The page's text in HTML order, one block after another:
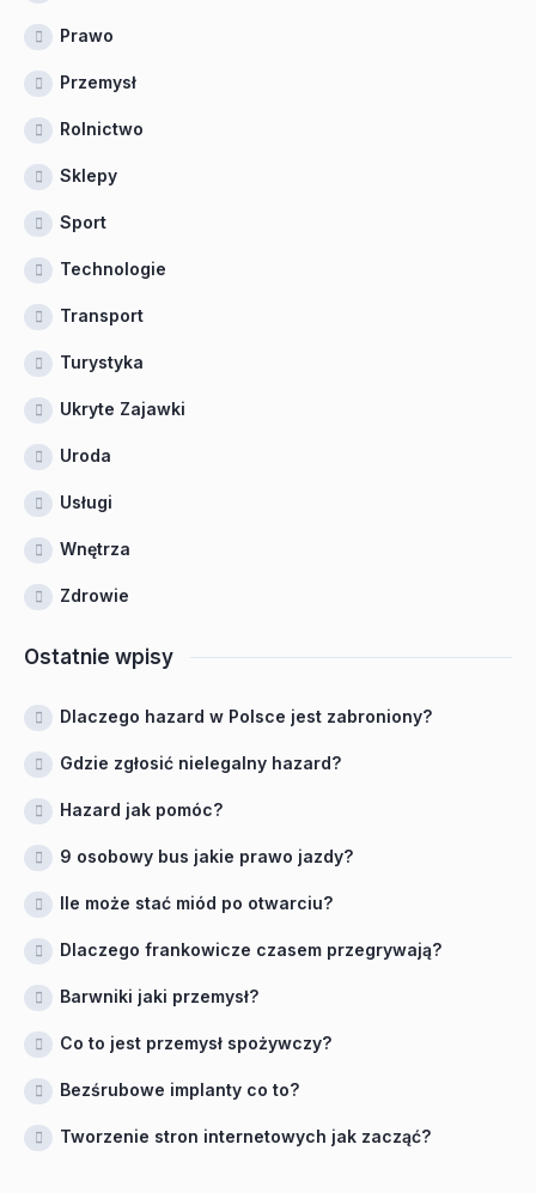
Prawo
Przemysł
Rolnictwo
Sklepy
Sport
Technologie
Transport
Turystyka
Ukryte Zajawki
Uroda
Usługi
Wnętrza
Zdrowie
Ostatnie wpisy
Dlaczego hazard w Polsce jest zabroniony?
Gdzie zgłosić nielegalny hazard?
Hazard jak pomóc?
9 osobowy bus jakie prawo jazdy?
Ile może stać miód po otwarciu?
Dlaczego frankowicze czasem przegrywają?
Barwniki jaki przemysł?
Co to jest przemysł spożywczy?
Bezśrubowe implanty co to?
Tworzenie stron internetowych jak zacząć?